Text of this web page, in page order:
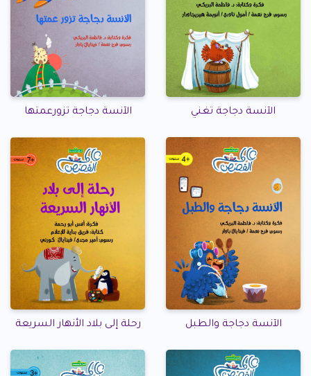
الآنسة دجاجة تغني الآنسة دجاجة تزورعمتها
الآنسة دجاجة والطبل رحلة إلى بلاد الأنهار السريعة